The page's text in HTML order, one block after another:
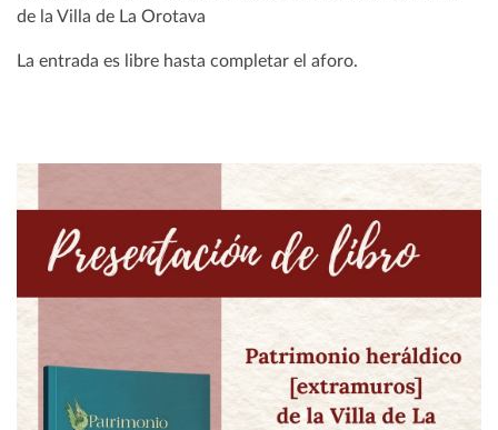
de la Villa de La Orotava
La entrada es libre hasta completar el aforo.